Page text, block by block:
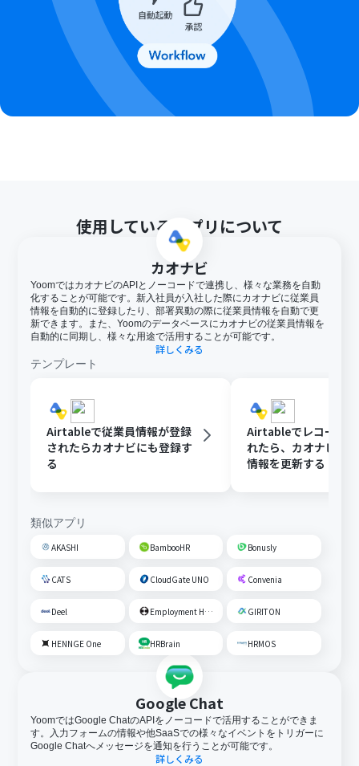
使用しているアプリについて
カオナビ
YoomではカオナビのAPIとノーコードで連携し、様々な業務を自動
化することが可能です。新入社員が入社した際にカオナビに従業員
情報を自動的に登録したり、部署異動の際に従業員情報を自動で更
新できます。また、Yoomのデータベースにカオナビの従業員情報を
自動的に同期し、様々な用途で活用することが可能です。
詳しくみる
テンプレート
Airtableで従業員情報が登録
されたらカオナビにも登録す
る
Airtableでレコード
れたら、カオナビの
情報を更新する
類似アプリ
AKASHI BambooHR Bonusly
CATS CloudGate UNO Convenia
Deel Employment Hero GIRITON
HENNGE One HRBrain HRMOS
Google Chat
YoomではGoogle ChatのAPIをノーコードで活用することができま
す。入力フォームの情報や他SaaSでの様々なイベントをトリガーに
Google Chatへメッセージを通知を行うことが可能です。
詳しくみる